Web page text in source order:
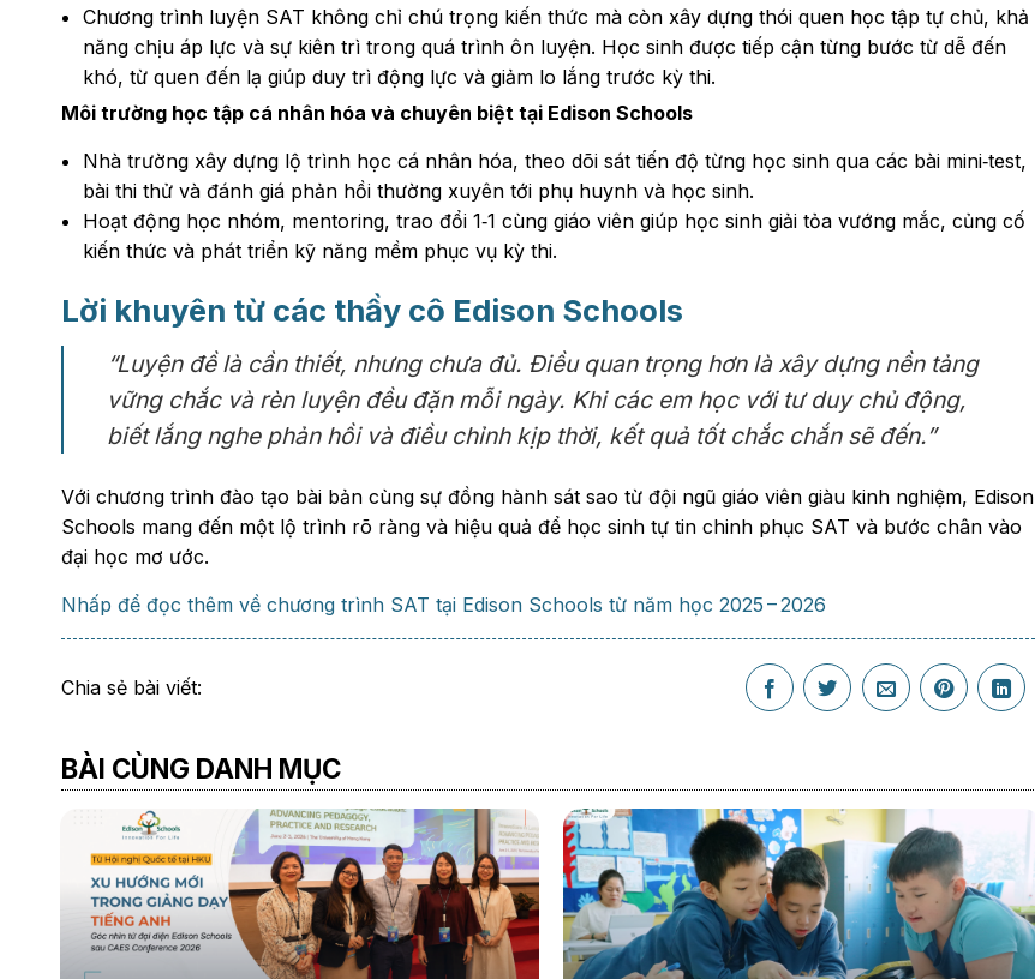
Chương trình luyện SAT không chỉ chú trọng kiến thức mà còn xây dựng thói quen học tập tự chủ, khả
năng chịu áp lực và sự kiên trì trong quá trình ôn luyện. Học sinh được tiếp cận từng bước từ dễ đến
khó, từ quen đến lạ giúp duy trì động lực và giảm lo lắng trước kỳ thi.
Môi trường học tập cá nhân hóa và chuyên biệt tại Edison Schools
Nhà trường xây dựng lộ trình học cá nhân hóa, theo dõi sát tiến độ từng học sinh qua các bài mini‑test,
bài thi thử và đánh giá phản hồi thường xuyên tới phụ huynh và học sinh.
Hoạt động học nhóm, mentoring, trao đổi 1‑1 cùng giáo viên giúp học sinh giải tỏa vướng mắc, củng cố
kiến thức và phát triển kỹ năng mềm phục vụ kỳ thi.
Lời khuyên từ các thầy cô Edison Schools
“Luyện đề là cần thiết, nhưng chưa đủ. Điều quan trọng hơn là xây dựng nền tảng
vững chắc và rèn luyện đều đặn mỗi ngày. Khi các em học với tư duy chủ động,
biết lắng nghe phản hồi và điều chỉnh kịp thời, kết quả tốt chắc chắn sẽ đến.”
Với chương trình đào tạo bài bản cùng sự đồng hành sát sao từ đội ngũ giáo viên giàu kinh nghiệm, Edison
Schools mang đến một lộ trình rõ ràng và hiệu quả để học sinh tự tin chinh phục SAT và bước chân vào
đại học mơ ước.
Nhấp để đọc thêm về chương trình SAT tại Edison Schools từ năm học 2025 – 2026
Chia sẻ bài viết:
BÀI CÙNG DANH MỤC